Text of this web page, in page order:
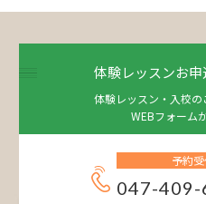
体験レッスンお
体験レッスン・入校
WEBフォーム
予約
047-409-